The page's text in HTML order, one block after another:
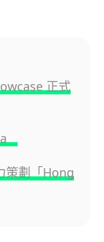
正式
策劃「Hong